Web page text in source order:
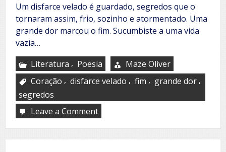
Um disfarce velado é guardado, segredos que o
tornaram assim, frio, sozinho e atormentado. Uma
grande dor marcou o fim. Sucumbiste a uma vida
vazia…
Literatura , Poesia
Maze Oliver
Coração , disfarce velado , fim , grande dor ,
segredos
Leave a Commenton
velada